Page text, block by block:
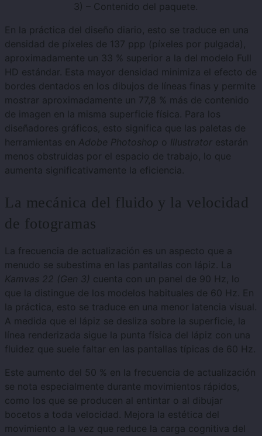
3) – Contenido del paquete.
En la práctica del diseño diario, esto se traduce en una
densidad de píxeles de 137 ppp (píxeles por pulgada),
aproximadamente un 33 % superior a la del modelo Full
HD estándar. Esta mayor densidad minimiza el efecto de
bordes dentados en los dibujos de líneas finas y permite
mostrar aproximadamente un 77,8 % más de contenido
de imagen en la misma superficie física. Para los
diseñadores gráficos, esto significa que las paletas de
herramientas en Adobe Photoshop o Illustrator estarán
menos obstruidas por el espacio de trabajo, lo que
aumenta significativamente la eficiencia.
La mecánica del fluido y la velocidad
de fotogramas
La frecuencia de actualización es un aspecto que a
menudo se subestima en las pantallas con lápiz. La
Kamvas 22 (Gen 3) cuenta con un panel de 90 Hz, lo
que la distingue de los modelos habituales de 60 Hz. En
la práctica, esto se traduce en una menor latencia visual.
A medida que el lápiz se desliza sobre la superficie, la
línea renderizada sigue la punta física del lápiz con una
fluidez que suele faltar en las pantallas típicas de 60 Hz.
Este aumento del 50 % en la frecuencia de actualización
se nota especialmente durante movimientos rápidos,
como los que se producen al entintar o al dibujar
bocetos a toda velocidad. Mejora la estética del
movimiento a la vez que reduce la carga cognitiva del